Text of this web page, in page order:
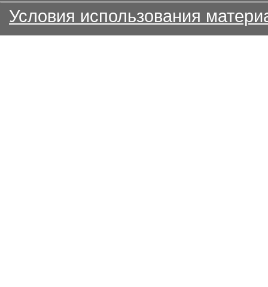
Условия использования